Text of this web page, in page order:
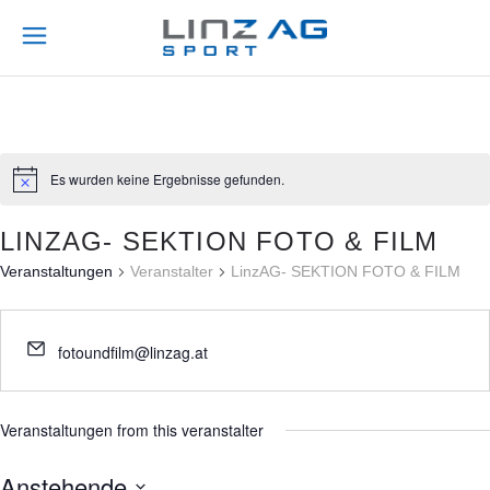
Es wurden keine Ergebnisse gefunden.
LINZAG- SEKTION FOTO & FILM
Veranstaltungen Veranstalter LinzAG- SEKTION FOTO & FILM
fotoundfilm@linzag.at
Veranstaltungen from this veranstalter